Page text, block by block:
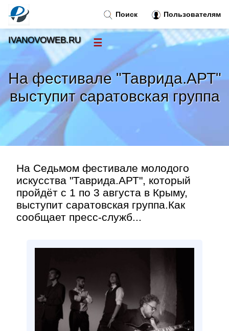
На фестивале "Таврида.АРТ"
выступит саратовская группа
На Седьмом фестивале молодого
искусства "Таврида.АРТ", который
пройдёт с 1 по 3 августа в Крыму,
выступит саратовская группа.Как
сообщает пресс-служб...
Поиск Пользователям
IVANOVOWEB.RU ☰
Новости
Тренды новостей»
Рубрики»
Правила»
Контакт»